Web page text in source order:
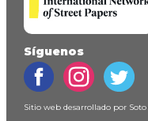
Síguenos
Sitio web desarrollado por